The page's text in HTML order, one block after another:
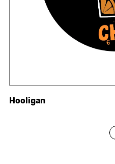
Hooligan